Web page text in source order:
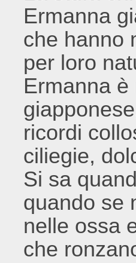
Ermanna
che hanno
per loro
Ermanna
ricordi
ciliegie,
Si sa
quando se
nelle ossa
che